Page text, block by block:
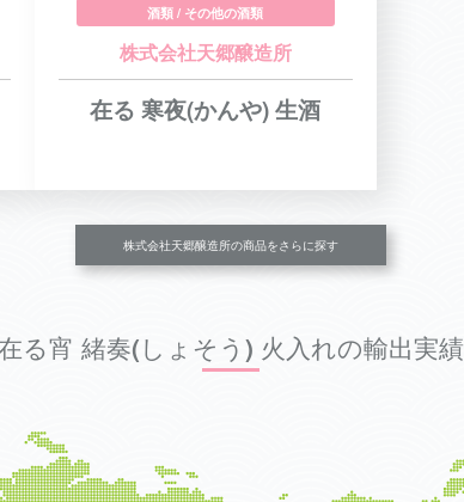
酒類 / その他の酒類
株式会社天郷醸造所
在る 寒夜(かんや) 生酒
株式会社天郷醸造所の商品をさらに探す
る宵 緒奏(しょそう) 火入れの輸出実績